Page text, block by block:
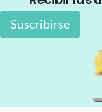
Suscribirse